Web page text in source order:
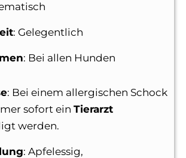
: Gelegentlich
: Bei allen Hunden
: Bei einem allergischen Schock
sofort ein Tierarzt
werden.
: Apfelessig,